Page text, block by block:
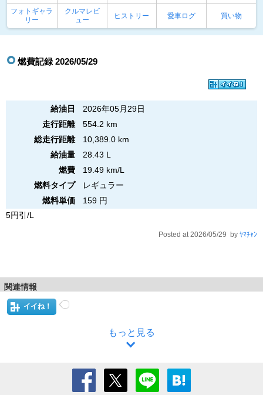
フォトギャラ
リー
クルマレビ
ュー
ヒストリー 愛車ログ 買い物
燃費記録 2026/05/29
給油日
2026年05月29日
走行距離
554.2 km
総走行距離
10,389.0 km
給油量
28.43 L
燃費
19.49 km/L
燃料タイプ
レギュラー
燃料単価
159 円
5円引/L
Posted at 2026/05/29 by ﾔﾏﾁｬﾝ
関連情報
イイね！
もっと見る